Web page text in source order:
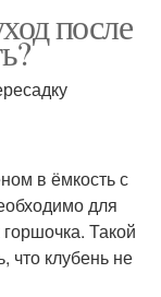
после
в ёмкость с
для
Такой
что клубень не